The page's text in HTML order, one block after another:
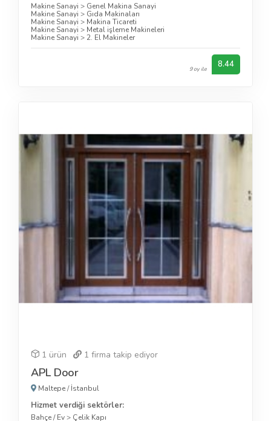
Makine Sanayi > Genel Makina Sanayi
Makine Sanayi > Gıda Makinaları
Makine Sanayi > Makina Ticareti
Makine Sanayi > Metal işleme Makineleri
Makine Sanayi > 2. El Makineler
9 oy ile 8.44
1 ürün 1 firma takip ediyor
APL Door
Maltepe/İstanbul
Hizmet verdiği sektörler:
Bahçe / Ev> Çelik Kapı